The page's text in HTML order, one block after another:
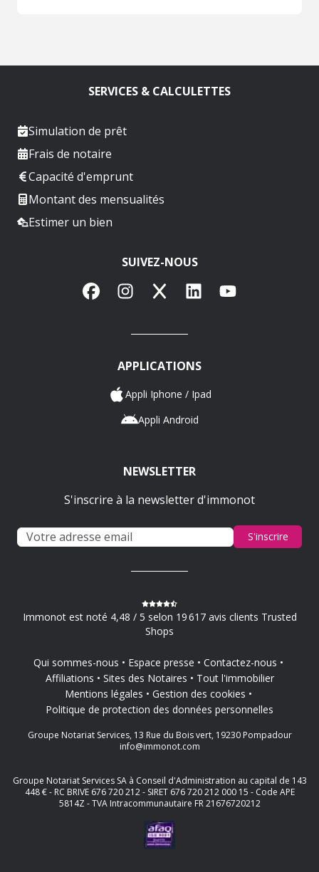
SERVICES & CALCULETTES
Simulation de prêt
Frais de notaire
Capacité d'emprunt
Montant des mensualités
Estimer un bien
SUIVEZ-NOUS
FacebookInstagram
X LinkedInYouTube
APPLICATIONS
Appli Iphone / Ipad
Appli Android
NEWSLETTER
S'inscrire à la newsletter d'immonot
S'inscrire
Immonot est noté 4,48 / 5 selon 19 617 avis clients Trusted
Shops
Qui sommes-nous Espace presse
Contactez-nous
Affiliations
Sites des Notaires
Tout l'immobilier
Mentions légales
Gestion des cookies
Politique de protection des données personnelles
Groupe Notariat Services, 13 Rue du Bois vert, 19230 Pompadour
info@immonot.com
Groupe Notariat Services SA à Conseil d'Administration au capital de 143
448 € - RC BRIVE 676 720 212 - SIRET 676 720 212 000 15 - Code APE
5814Z - TVA Intracommunautaire FR 21676720212